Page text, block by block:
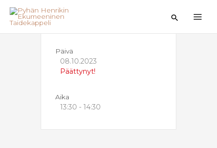
sisältöön
Hae
Päivä
08.10.2023
Päättynyt!
Aika
13:30 - 14:30